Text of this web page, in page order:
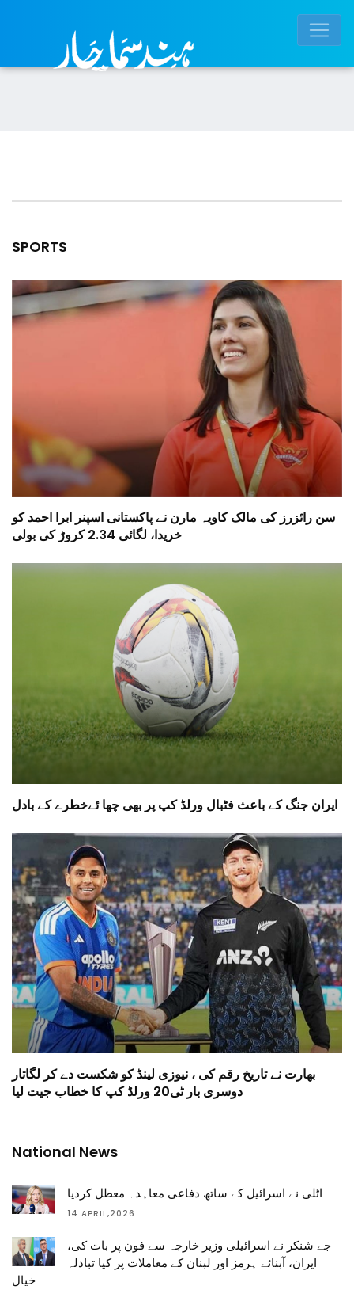
SPORTS
سن رائزرز کی مالک کاویہ مارن نے پاکستانی اسپنر ابرا احمد کو
خریدا، لگائی 2.34 کروڑ کی بولی
ایران جنگ کے باعث فٹبال ورلڈ کپ پر بھی چھا ئےخطرے کے بادل
بھارت نے تاریخ رقم کی ، نیوزی لینڈ کو شکست دے کر لگاتار
دوسری بار ٹی20 ورلڈ کپ کا خطاب جیت لیا
National News
اٹلی نے اسرائیل کے ساتھ دفاعی معاہدہ معطل کردیا
14 APRIL,2026
جے شنکر نے اسرائیلی وزیر خارجہ سے فون پر بات کی،
ایران، آبنائے ہرمز اور لبنان کے معاملات پر کیا تبادلہ
خیال